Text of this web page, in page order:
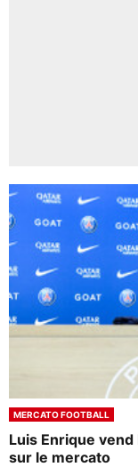
MERCATO FOOTBALL
Luis Enrique
sur le mercato